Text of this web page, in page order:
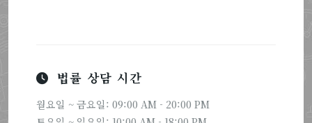
법률 상담 시간
월요일 ~ 금요일: 09:00 AM - 20:00 PM